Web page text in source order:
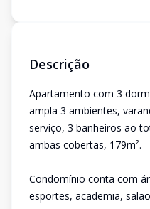
Descrição
Apartamento com 3
ampla 3 ambientes,
serviço, 3 banheiros ao
ambas cobertas, 179m².
Condomínio conta com
esportes, academia,